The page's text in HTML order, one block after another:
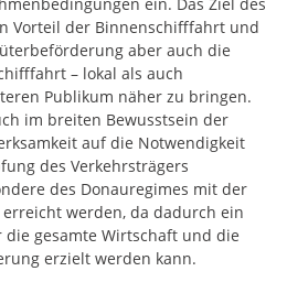
Vorteil der Binnenschifffahrt und
aber auch die
– lokal als auch
Publikum näher zu bringen.
im breiten Bewusstsein der
auf die Notwendigkeit
des Verkehrsträgers
des Donauregimes mit der
werden, da dadurch ein
gesamte Wirtschaft und die
erzielt werden kann.